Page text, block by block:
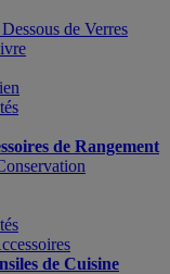
de Verres
de Rangement
de Cuisine